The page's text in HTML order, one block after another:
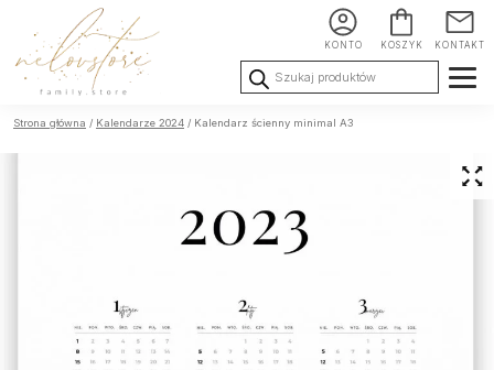
KONTO KOSZYK KONTAKT
Wyszukiwarka
produktów
Ślub i
Chrzest i
Strona główna / Kalendarze 2024 / Kalendarz ścienny minimal A3